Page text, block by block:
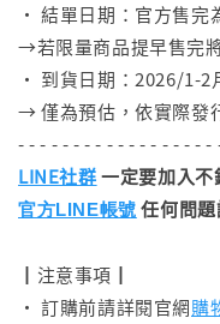
• 結單日期：官方售完
→若限量商品提早售完
• 到貨日期：2026/1-2
→ 僅為預估，依實際發
- - - - - - - - - - - - - - - - - -
LINE社群一定要加入不
官方LINE帳號 任何問
┃注意事項┃
• 訂購前請詳閱官網購